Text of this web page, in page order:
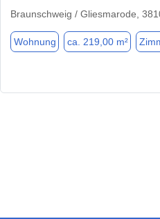
Braunschweig / Gliesmarode,
Wohnung ca. 219,00 m²